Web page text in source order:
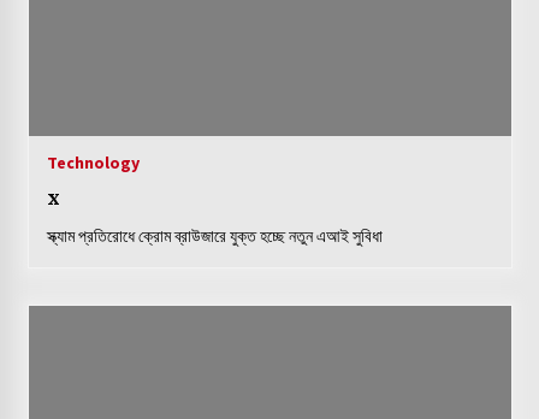
আপনার ফেসবুক ও গুগল অ্যাকাউন্ট ব্যবহার করে অন্য সাইটগুলিতে লগইন করা কি
Technology
x
স্ক্যাম প্রতিরোধে ক্রোম ব্রাউজারে যুক্ত হচ্ছে নতুন এআই সুবিধা